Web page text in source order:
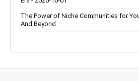
The Power of Niche Communities for
And Beyond